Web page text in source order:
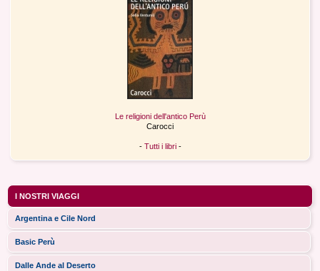
Le religioni dell'antico Perù
Carocci
- Tutti i libri-
I NOSTRI VIAGGI
Argentina e Cile Nord
Basic Perù
Dalle Ande al Deserto